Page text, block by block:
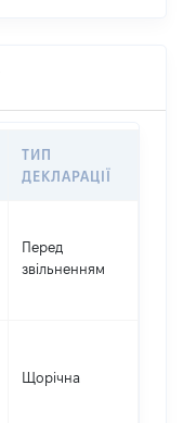
ТИП
ДЕКЛАРАЦІЇ
Перед
звільненням
Щорічна